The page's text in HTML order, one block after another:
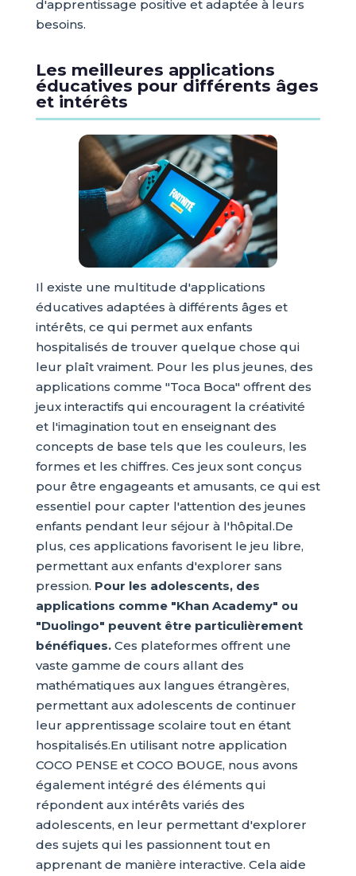
d'apprentissage positive et adaptée à leurs
besoins.
Les meilleures applications
éducatives pour différents âges
et intérêts
Il existe une multitude d'applications
éducatives adaptées à différents âges et
intérêts, ce qui permet aux enfants
hospitalisés de trouver quelque chose qui
leur plaît vraiment. Pour les plus jeunes, des
applications comme "Toca Boca" offrent des
jeux interactifs qui encouragent la créativité
et l'imagination tout en enseignant des
concepts de base tels que les couleurs, les
formes et les chiffres. Ces jeux sont conçus
pour être engageants et amusants, ce qui est
essentiel pour capter l'attention des jeunes
enfants pendant leur séjour à l'hôpital.De
plus, ces applications favorisent le jeu libre,
permettant aux enfants d'explorer sans
pression. Pour les adolescents, des
applications comme "Khan Academy" ou
"Duolingo" peuvent être particulièrement
bénéfiques.Ces plateformes offrent une
vaste gamme de cours allant des
mathématiques aux langues étrangères,
permettant aux adolescents de continuer
leur apprentissage scolaire tout en étant
hospitalisés.En utilisant notre application
COCO PENSE et COCO BOUGE, nous avons
également intégré des éléments qui
répondent aux intérêts variés des
adolescents, en leur permettant d'explorer
des sujets qui les passionnent tout en
apprenant de manière interactive. Cela aide